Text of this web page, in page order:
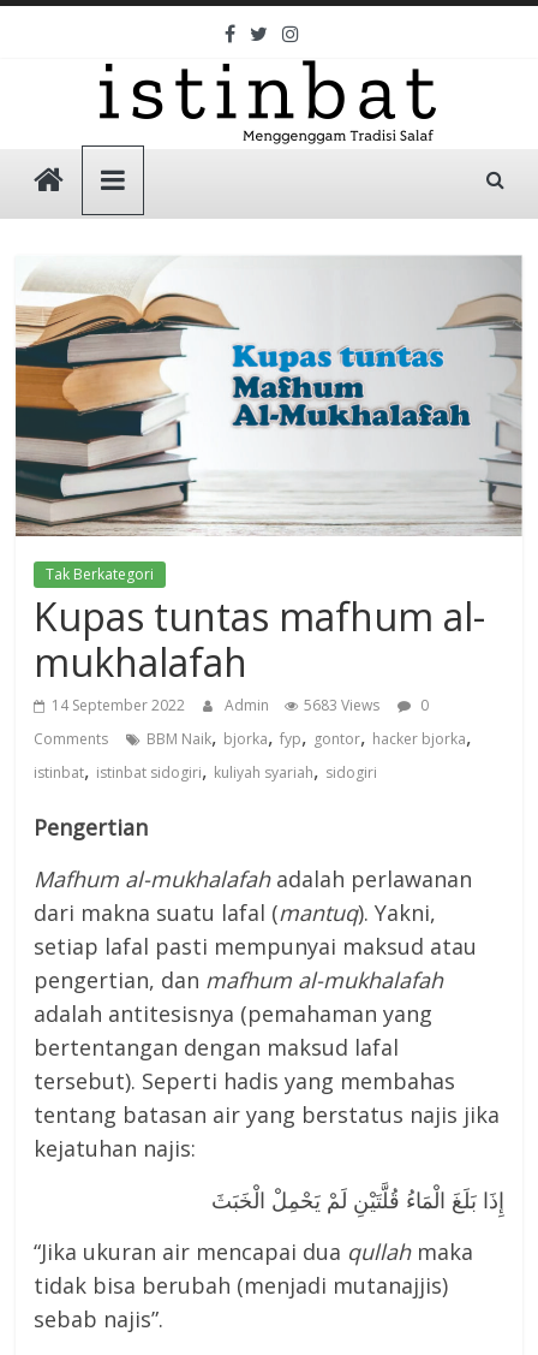
Skip
Istinbat
Menggenggam
Salaf
Tak Berkategori
Kupas tuntas mafhum al-
mukhalafah
14 September 2022 Admin 5683 Views
0
Comments
BBM Naik, bjorka,fyp, gontor, hacker bjorka,
istinbat, istinbat sidogiri, kuliyah syariah, sidogiri
Pengertian
Mafhum al-mukhalafahadalah perlawanan
dari makna suatu lafal (mantuq). Yakni,
setiap lafal pasti mempunyai maksud atau
pengertian, dan mafhum al-mukhalafah
adalah antitesisnya (pemahaman yang
bertentangan dengan maksud lafal
tersebut). Seperti hadis yang membahas
tentang batasan air yang berstatus najis jika
kejatuhan najis:
إِذَا بَلَغَ الْمَاءُ قُلَّتَيْنِ لَمْ يَحْمِلْ الْخَبَثَ
“Jika ukuran air mencapai dua qullahmaka
tidak bisa berubah (menjadi mutanajjis)
sebab najis”.